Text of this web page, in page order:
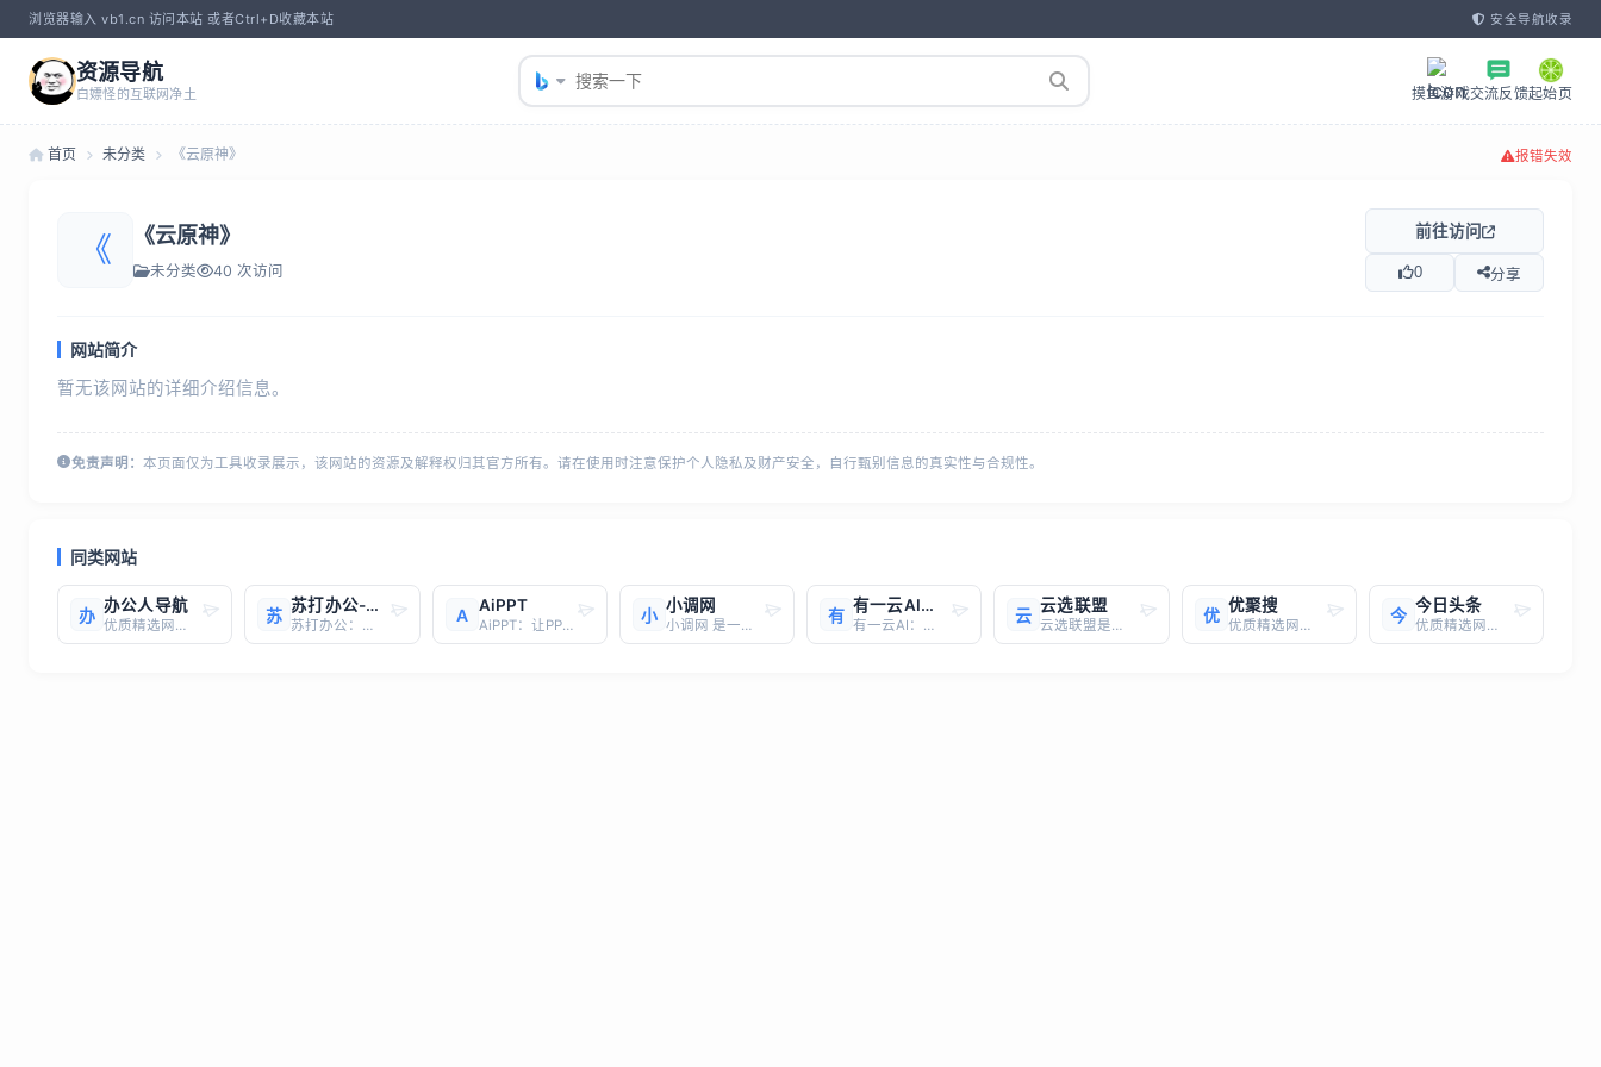
浏览器输入 vb1.cn 访问本站 或者Ctrl+D收藏本站 安全导航收录
资源导航
白嫖怪的互联网净土 摸鱼游戏交流反馈起始页
首页 未分类 《云原神》 报错失效
《 《云原神》
未分类 40 次访问
前往访问
0 分享
网站简介
暂无该网站的详细介绍信息。
免责声明： 本页面仅为工具收录展示，该网站的资源及解释权归其官方所有。请在使用时注意保护个人隐私及财产安全，自行甄别信息的真实性与合规性。
同类网站
办 办公人导航
优质精选网站，一键直达
苏 苏打办公-你的全能办公ai助手
苏打办公：你的全能办公助手网址： http://bangong.360.cn/简介：还在为办公效率低下而烦恼吗？还在为找不到合适的工具而抓狂吗？苏打办公，你的全能办公助手，帮你轻松搞定一切！苏打办公，工具就是全！ 海量工具，应有尽有： PDF转换、OCR识别、图
A AiPPT
AiPPT：让PPT制作变得简单高效还在为制作PPT而烦恼吗？ 告别繁琐的设计流程，AiPPT 助您一键生成专业级PPT！AiPPT 是一款基于最新AI技术的智能PPT制作工具，致力于为用户提供高效、便捷的PPT生成解决方案。无论您是职场精英、教育工作者还是销售人员，AiPPT 都能满足
小 小调网
小调网 是一个专注于提供影视资源的平台，主要提供电影、电视剧、动漫、综艺等各类影视内容的在线观看和下载服务。以下是关于小调网的详细信息：核心功能与特点 资源丰富：涵盖电影、电视剧、动漫、综艺等多种类型，每日更新全网最新资源。 高清画质：提供高清流畅的在线观看服务，画质支持
有 有一云AI：你的全能AI内容创作助手
有一云AI：你的全能AI内容创作助手网址： https://www.uecloud.com/简介：有一云AI（UECloudAI）是一款基于AI技术的全能内容创作平台，致力于为用户提供高效、智能的新媒体内容创作解决方案。无论你是公众号运营者、新媒体编辑，还是教育工作者、营销人员，
云 云选联盟
云选联盟是腾讯官方出品的CPS推广平台，汇聚低价高佣的品牌好物，并整合全网流量推广商品，助力商家销量倍增，为推广者带来丰厚收入。云选联盟官网网址：https://cps.ym.qq.com/云选联盟是腾讯智慧零售官方推出的一个CPS（Cost Per Sale，按销售付费）推广平台，
优 优聚搜
优质精选网站，一键直达
今 今日头条
优质精选网站，一键直达